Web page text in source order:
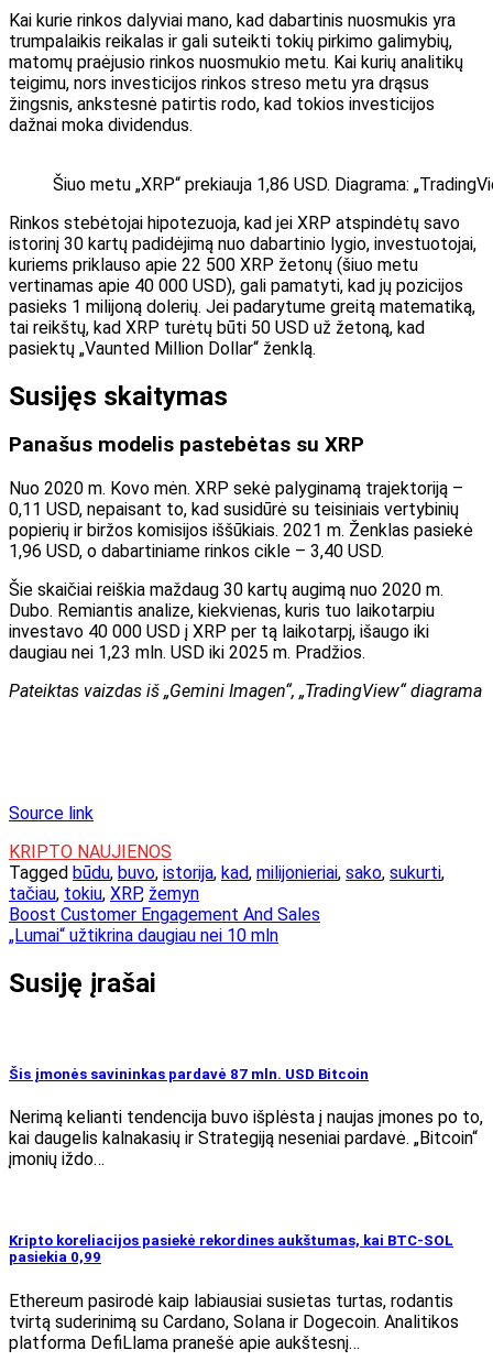
Kai kurie rinkos dalyviai mano, kad dabartinis nuosmukis yra
trumpalaikis reikalas ir gali suteikti tokių pirkimo galimybių,
matomų praėjusio rinkos nuosmukio metu. Kai kurių analitikų
teigimu, nors investicijos rinkos streso metu yra drąsus
žingsnis, ankstesnė patirtis rodo, kad tokios investicijos
dažnai moka dividendus.
Šiuo metu „XRP“ prekiauja 1,86 USD. Diagrama:
Rinkos stebėtojai hipotezuoja, kad jei XRP atspindėtų savo
istorinį 30 kartų padidėjimą nuo dabartinio lygio, investuotojai,
kuriems priklauso apie 22 500 XRP žetonų (šiuo metu
vertinamas apie 40 000 USD), gali pamatyti, kad jų pozicijos
pasieks 1 milijoną dolerių. Jei padarytume greitą matematiką,
tai reikštų, kad XRP turėtų būti 50 USD už žetoną, kad
pasiektų „Vaunted Million Dollar“ ženklą.
Susijęs skaitymas
Panašus modelis pastebėtas su XRP
Nuo 2020 m. Kovo mėn. XRP sekė palyginamą trajektoriją –
0,11 USD, nepaisant to, kad susidūrė su teisiniais vertybinių
popierių ir biržos komisijos iššūkiais. 2021 m. Ženklas pasiekė
1,96 USD, o dabartiniame rinkos cikle – 3,40 USD.
Šie skaičiai reiškia maždaug 30 kartų augimą nuo 2020 m.
Dubo. Remiantis analize, kiekvienas, kuris tuo laikotarpiu
investavo 40 000 USD į XRP per tą laikotarpį, išaugo iki
daugiau nei 1,23 mln. USD iki 2025 m. Pradžios.
Pateiktas vaizdas iš „Gemini Imagen“, „TradingView“ diagrama
Source link
KRIPTO NAUJIENOS
Tagged būdu, buvo, istorija, kad, milijonieriai, sako, sukurti,
tačiau, tokiu, XRP, žemyn
Navigacija
tarp
įrašų
Boost Customer Engagement And Sales
„Lumai“ užtikrina daugiau nei 10 mln
Susiję įrašai
Šis įmonės savininkas pardavė 87 mln. USD Bitcoin
Nerimą kelianti tendencija buvo išplėsta į naujas įmones po to,
kai daugelis kalnakasių ir Strategiją neseniai pardavė. „Bitcoin“
įmonių iždo…
Kripto koreliacijos pasiekė rekordines aukštumas, kai BTC-SOL
pasiekia 0,99
Ethereum pasirodė kaip labiausiai susietas turtas, rodantis
tvirtą suderinimą su Cardano, Solana ir Dogecoin. Analitikos
platforma DefiLlama pranešė apie aukštesnį…